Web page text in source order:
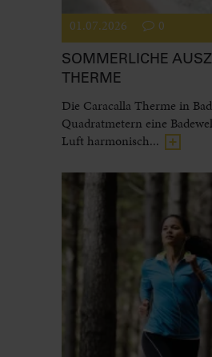
01.07.2026 0
SOMMERLICHE
THERME
Die Caracalla Therme in
Quadratmetern eine
Luft harmonisch...